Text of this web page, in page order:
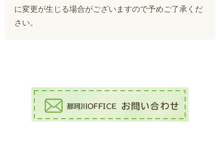
に変更が生じる場合がございますので予めご了承くだ
さい。